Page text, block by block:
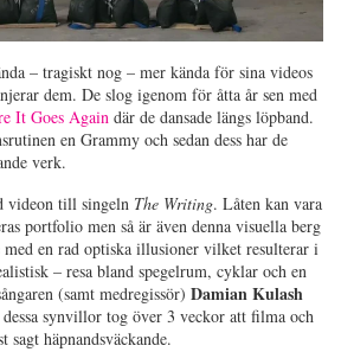
– tragiskt nog – mer kända för sina videos
dem. De slog igenom för åtta år sen med
It Goes Again där de dansade längs löpband.
en Grammy och sedan dess har de
verk.
videon till singeln The Writing. Låten kan vara
portfolio men så är även denna visuella berg
med en rad optiska illusioner vilket resulterar i
– resa bland spegelrum, cyklar och en
(samt medregissör) Damian Kulash
synvillor tog över 3 veckor att filma och
häpnandsväckande.